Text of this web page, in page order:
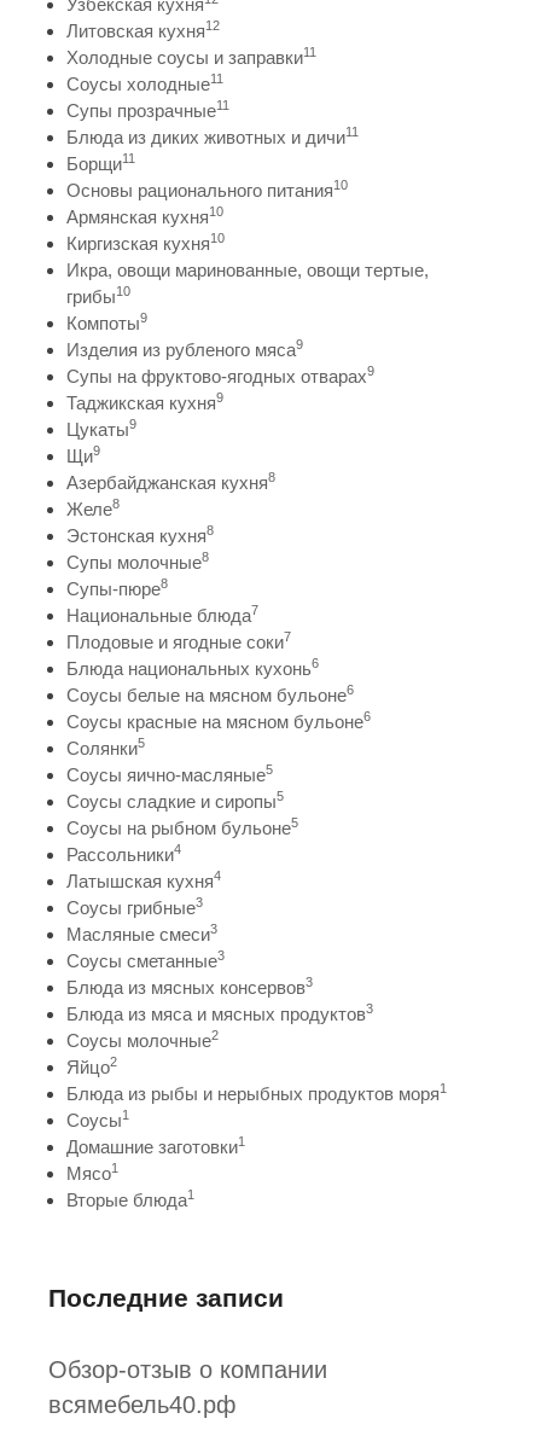
Узбекская кухня
Литовская кухня12
Холодные соусы и заправки11
Соусы холодные11
Супы прозрачные11
Блюда из диких животных и дичи11
Борщи11
Основы рационального питания10
Армянская кухня10
Киргизская кухня10
Икра, овощи маринованные, овощи тертые,
грибы10
Компоты9
Изделия из рубленого мяса9
Супы на фруктово-ягодных отварах9
Таджикская кухня9
Цукаты9
Щи9
Азербайджанская кухня8
Желе8
Эстонская кухня8
Супы молочные8
Супы-пюре8
Национальные блюда7
Плодовые и ягодные соки7
Блюда национальных кухонь6
Соусы белые на мясном бульоне6
Соусы красные на мясном бульоне6
Солянки5
Соусы яично-масляные5
Соусы сладкие и сиропы5
Соусы на рыбном бульоне5
Рассольники4
Латышская кухня4
Соусы грибные3
Масляные смеси3
Соусы сметанные3
Блюда из мясных консервов3
Блюда из мяса и мясных продуктов3
Соусы молочные2
Яйцо2
Блюда из рыбы и нерыбных продуктов моря1
Соусы1
Домашние заготовки1
Мясо1
Вторые блюда1
Последние записи
Обзор-отзыв о компании
всямебель40.рф